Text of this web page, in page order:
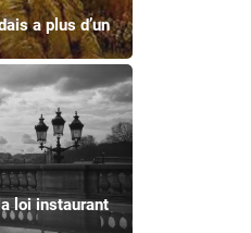
a plus d’un
loi instaurant